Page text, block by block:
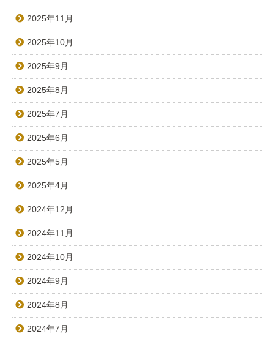
2025年11月
2025年10月
2025年9月
2025年8月
2025年7月
2025年6月
2025年5月
2025年4月
2024年12月
2024年11月
2024年10月
2024年9月
2024年8月
2024年7月